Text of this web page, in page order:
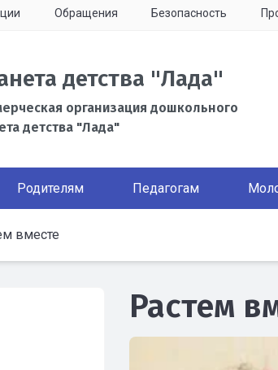
Обращения Безопасность
детства "Лада"
организация дошкольного
детства "Лада"
Родителям Педагогам
вместе
Растем